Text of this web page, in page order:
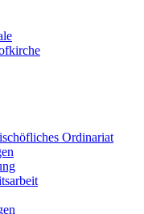
Ordinariat